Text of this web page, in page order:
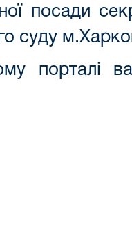
посади
суду
порталі